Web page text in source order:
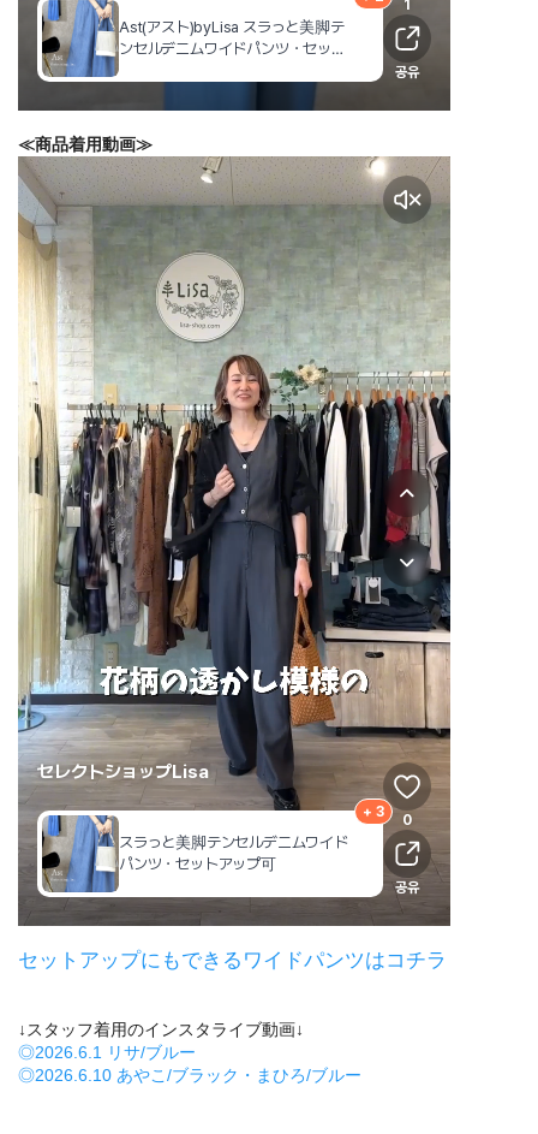
≪商品着用動画≫
セットアップにもできるワイドパンツはコチラ
↓スタッフ着用のインスタライブ動画↓
◎2026.6.1 リサ/ブルー
◎2026.6.10 あやこ/ブラック・まひろ/ブルー